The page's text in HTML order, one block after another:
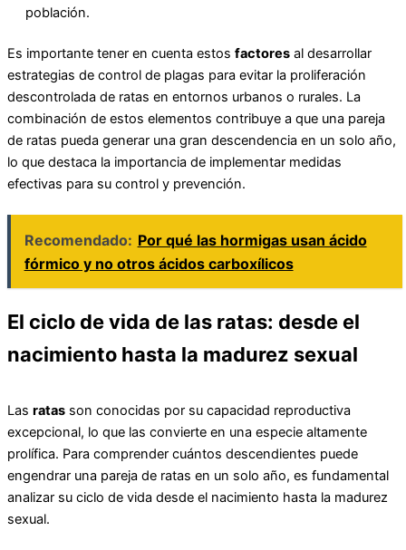
población.
Es importante tener en cuenta estos factores al desarrollar
estrategias de control de plagas para evitar la proliferación
descontrolada de ratas en entornos urbanos o rurales. La
combinación de estos elementos contribuye a que una pareja
de ratas pueda generar una gran descendencia en un solo año,
lo que destaca la importancia de implementar medidas
efectivas para su control y prevención.
Recomendado: Por qué las hormigas usan ácido
fórmico y no otros ácidos carboxílicos
El ciclo de vida de las ratas: desde el
nacimiento hasta la madurez sexual
Las ratas son conocidas por su capacidad reproductiva
excepcional, lo que las convierte en una especie altamente
prolífica. Para comprender cuántos descendientes puede
engendrar una pareja de ratas en un solo año, es fundamental
analizar su ciclo de vida desde el nacimiento hasta la madurez
sexual.